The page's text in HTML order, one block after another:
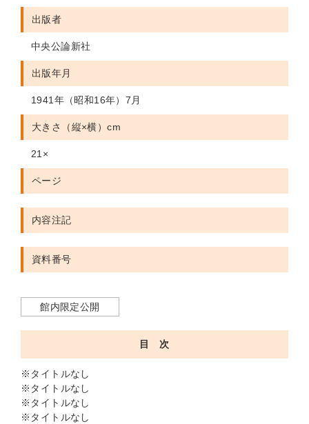
出版者
中央公論新社
出版年月
1941年（昭和16年）7月
大きさ（縦×横）cm
21×
ページ
内容注記
資料番号
館内限定公開
目 次
※タイトルなし
※タイトルなし
※タイトルなし
※タイトルなし